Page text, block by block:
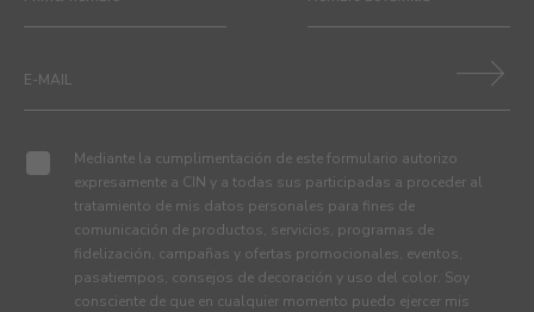
Mediante la cumplimentación de este formulario autorizo
expresamente a CIN y a todas sus participadas a proceder al
tratamiento de mis datos personales para fines de
comunicación de productos, servicios, programas de
fidelización, campañas y ofertas promocionales, eventos,
pasatiempos, consejos de decoración y uso del color. Soy
consciente de que en cualquier momento puedo ejercer mis